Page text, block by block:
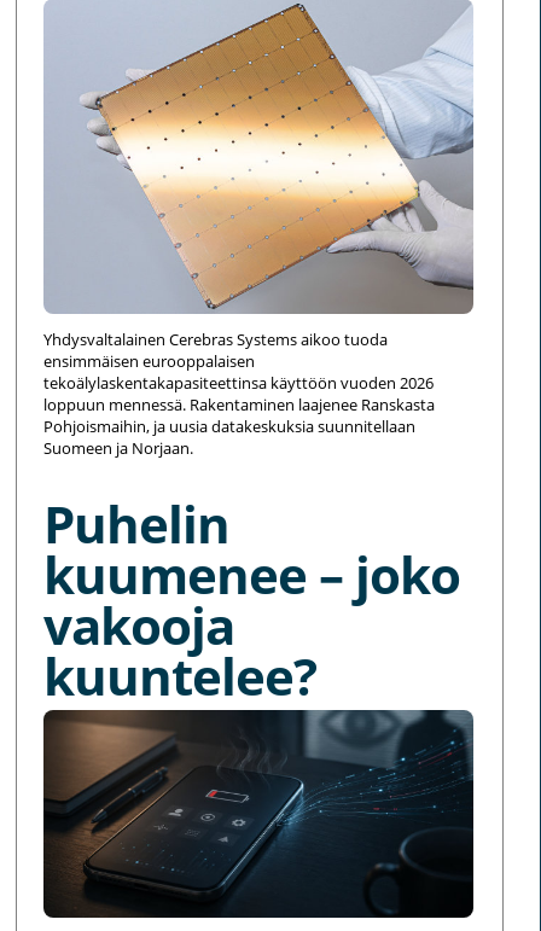
Yhdysvaltalainen Cerebras Systems aikoo tuoda
ensimmäisen eurooppalaisen
tekoälylaskentakapasiteettinsa käyttöön vuoden 2026
loppuun mennessä. Rakentaminen laajenee Ranskasta
Pohjoismaihin, ja uusia datakeskuksia suunnitellaan
Suomeen ja Norjaan.
Puhelin
kuumenee – joko
vakooja
kuuntelee?